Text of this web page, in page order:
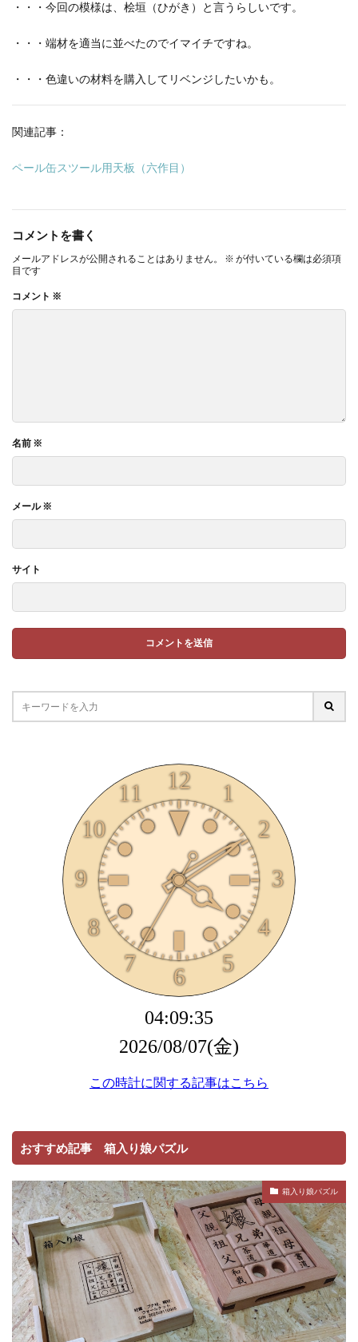
・・・今回の模様は、桧垣（ひがき）と言うらしいです。
・・・端材を適当に並べたのでイマイチですね。
・・・色違いの材料を購入してリベンジしたいかも。
関連記事：
ペール缶スツール用天板（六作目）
コメントを書く
メールアドレスが公開されることはありません。 ※ が付いている欄は必須項
目です
コメント ※
名前 ※
メール※
サイト
おすすめ記事 箱入り娘パズル
箱入り娘パズル